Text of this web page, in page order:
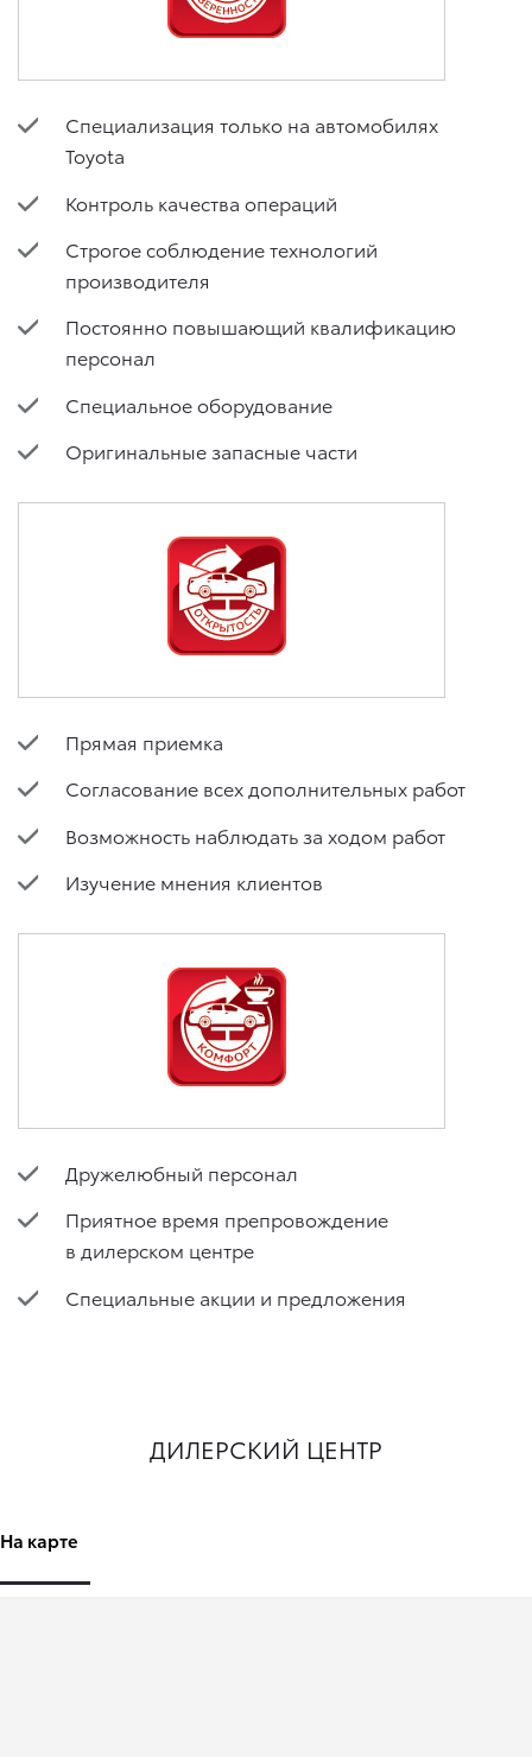
Специализация только на автомобилях
Toyota
Контроль качества операций
Строгое соблюдение технологий
производителя
Постоянно повышающий квалификацию
персонал
Специальное оборудование
Оригинальные запасные части
Прямая приемка
Согласование всех дополнительных работ
Возможность наблюдать за ходом работ
Изучение мнения клиентов
Дружелюбный персонал
Приятное время препровождение
в дилерском центре
Специальные акции и предложения
ДИЛЕРСКИЙ ЦЕНТР
На карте